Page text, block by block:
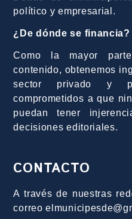
político y empresarial.
¿De dónde se financia?
Como la mayor
contenido, obtenemos
sector privado y
comprometidos a que
puedan tener
decisiones editoriales.
CONTACTO
A través de nuestras
correo